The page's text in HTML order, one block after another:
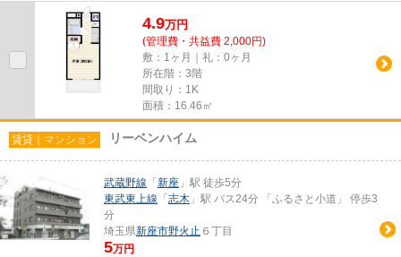
えない最上階のお部屋です。ど...
4.9万円
(管理費・共益費 2,000円)
敷：1ヶ月｜礼：0ヶ月
所在階：3階
間取り：1K
面積：16.46㎡
賃貸｜マンション リーベンハイム
武蔵野線 「 新座 」駅 徒歩5分
東武東上線 「 志木 」駅 バス24分 「ふるさと小道」 停歩3
分
埼玉県新座市野火止 ６丁目
5万円